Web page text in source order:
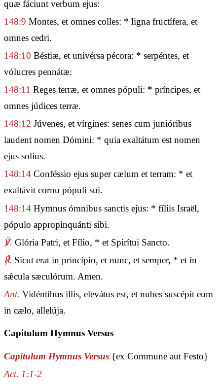
quæ fáciunt verbum ejus:
148:9 Montes, et omnes colles: * ligna fructífera, et
omnes cedri.
148:10 Béstiæ, et univérsa pécora: * serpéntes, et
vólucres pennátæ:
148:11 Reges terræ, et omnes pópuli: * príncipes, et
omnes júdices terræ.
148:12 Júvenes, et vírgines: senes cum junióribus
laudent nomen Dómini: * quia exaltátum est nomen
ejus solíus.
148:14 Conféssio ejus super cælum et terram: * et
exaltávit cornu pópuli sui.
148:14 Hymnus ómnibus sanctis ejus: * fíliis Israël,
pópulo appropinquánti sibi.
℣. Glória Patri, et Fílio, * et Spirítui Sancto.
℟. Sicut erat in princípio, et nunc, et semper, * et in
sǽcula sæculórum. Amen.
Ant. Vidéntibus illis, elevátus est, et nubes suscépit eum
in cælo, allelúja.
Capitulum Hymnus Versus
Capitulum Hymnus Versus {ex Commune aut Festo}
Act. 1:1-2